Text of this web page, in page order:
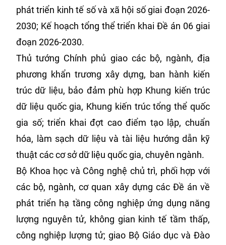
phát triển kinh tế số và xã hội số giai đoạn 2026-
2030; Kế hoạch tổng thể triển khai Đề án 06 giai
đoạn 2026-2030.
Thủ tướng Chính phủ giao các bộ, ngành, địa
phương khẩn trương xây dựng, ban hành kiến
trúc dữ liệu, bảo đảm phù hợp Khung kiến trúc
dữ liệu quốc gia, Khung kiến trúc tổng thể quốc
gia số; triển khai đợt cao điểm tạo lập, chuẩn
hóa, làm sạch dữ liệu và tài liệu hướng dẫn kỹ
thuật các cơ sở dữ liệu quốc gia, chuyên ngành.
Bộ Khoa học và Công nghệ chủ trì, phối hợp với
các bộ, ngành, cơ quan xây dựng các Đề án về
phát triển hạ tầng công nghiệp ứng dụng năng
lượng nguyên tử, không gian kinh tế tầm thấp,
công nghiệp lượng tử; giao Bộ Giáo dục và Đào